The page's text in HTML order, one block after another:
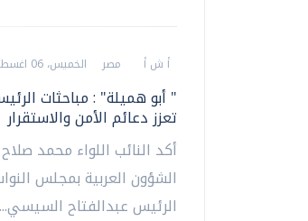
أ ش أ مصر الخميس، 06 اغسطس 2026 08:51 م
" أبو هميلة" : مباحثات
تعزز دعائم الأمن والاستقرار
أكد النائب اللواء محمد
الشؤون العربية بمجلس
الرئيس عبدالفتاح السيسي...